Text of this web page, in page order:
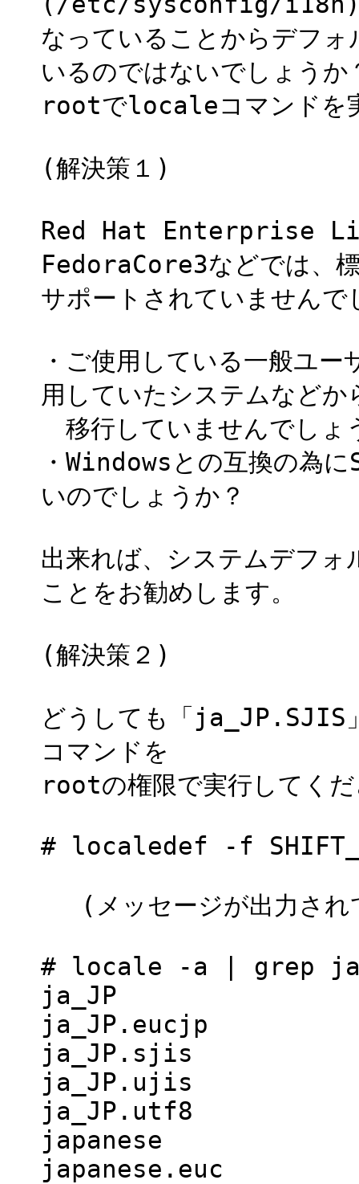
なっていることからデフ
いるのではないでしょうか
rootでlocaleコマンドを
(解決策１)
Red Hat Enterprise
FedoraCore3などでは、
サポートされていません
・ご使用している一般ユ
用していたシステムなどか
移行していませんでしょ
・Windowsとの互換の為
いのでしょうか？
出来れば、システムデフ
ことをお勧めします。
(解決策２)
どうしても「ja_JP.SJIS
コマンドを
rootの権限で実行してく
# localedef -f
(メッセージが出力され
# locale -a | grep
ja_JP
ja_JP.eucjp
ja_JP.sjis
ja_JP.ujis
ja_JP.utf8
japanese
japanese.euc